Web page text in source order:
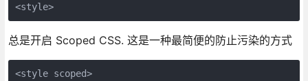
<style>
总是开启 Scoped CSS. 这是一种最简便的防止污染的方式
<style scoped>